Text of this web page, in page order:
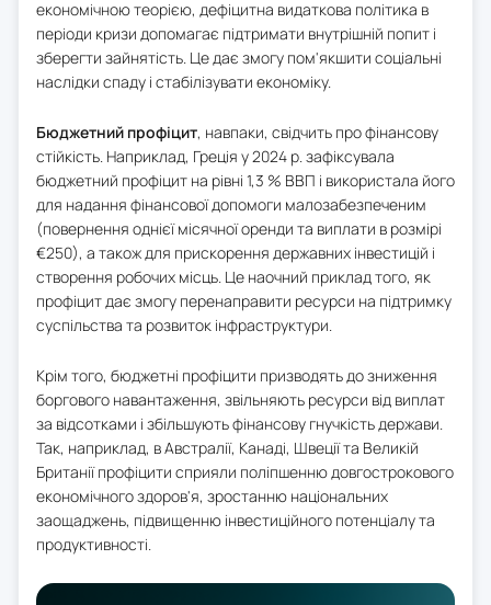
економічною теорією, дефіцитна видаткова політика в
періоди кризи допомагає підтримати внутрішній попит і
зберегти зайнятість. Це дає змогу пом'якшити соціальні
наслідки спаду і стабілізувати економіку.
Бюджетний профіцит, навпаки, свідчить про фінансову
стійкість. Наприклад, Греція у 2024 р. зафіксувала
бюджетний профіцит на рівні 1,3 % ВВП і використала його
для надання фінансової допомоги малозабезпеченим
(повернення однієї місячної оренди та виплати в розмірі
€250), а також для прискорення державних інвестицій і
створення робочих місць. Це наочний приклад того, як
профіцит дає змогу перенаправити ресурси на підтримку
суспільства та розвиток інфраструктури.
Крім того, бюджетні профіцити призводять до зниження
боргового навантаження, звільняють ресурси від виплат
за відсотками і збільшують фінансову гнучкість держави.
Так, наприклад, в Австралії, Канаді, Швеції та Великій
Британії профіцити сприяли поліпшенню довгострокового
економічного здоров'я, зростанню національних
заощаджень, підвищенню інвестиційного потенціалу та
продуктивності.